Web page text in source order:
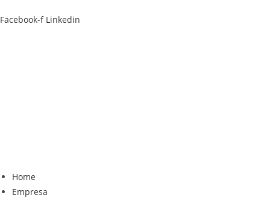
Facebook-f Linkedin
Home
Empresa